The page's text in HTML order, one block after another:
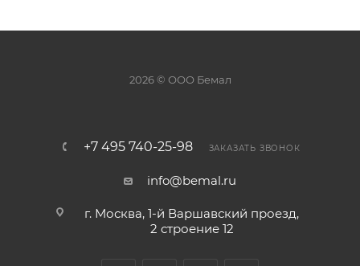
2026 © ООО Бемал
+7 495 740-25-98 ЗАКАЗАТЬ ЗВОНОК
info@bemal.ru
г. Москва, 1-й Варшавский проезд,
2 строение 12